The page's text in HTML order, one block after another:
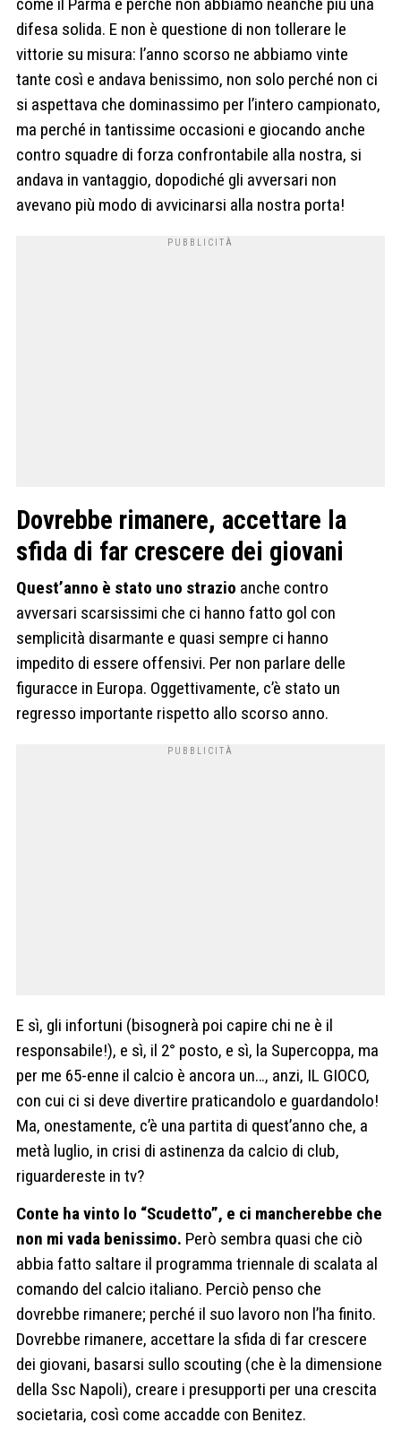
come il Parma e perché non abbiamo neanche più una
difesa solida. E non è questione di non tollerare le
vittorie su misura: l’anno scorso ne abbiamo vinte
tante così e andava benissimo, non solo perché non ci
si aspettava che dominassimo per l’intero campionato,
ma perché in tantissime occasioni e giocando anche
contro squadre di forza confrontabile alla nostra, si
andava in vantaggio, dopodiché gli avversari non
avevano più modo di avvicinarsi alla nostra porta!
Dovrebbe rimanere, accettare la
sfida di far crescere dei giovani
Quest’anno è stato uno strazio anche contro
avversari scarsissimi che ci hanno fatto gol con
semplicità disarmante e quasi sempre ci hanno
impedito di essere offensivi. Per non parlare delle
figuracce in Europa. Oggettivamente, c’è stato un
regresso importante rispetto allo scorso anno.
E sì, gli infortuni (bisognerà poi capire chi ne è il
responsabile!), e sì, il 2° posto, e sì, la Supercoppa, ma
per me 65-enne il calcio è ancora un…, anzi, IL GIOCO,
con cui ci si deve divertire praticandolo e guardandolo!
Ma, onestamente, c’è una partita di quest’anno che, a
metà luglio, in crisi di astinenza da calcio di club,
riguardereste in tv?
Conte ha vinto lo “Scudetto”, e ci mancherebbe che
non mi vada benissimo. Però sembra quasi che ciò
abbia fatto saltare il programma triennale di scalata al
comando del calcio italiano. Perciò penso che
dovrebbe rimanere; perché il suo lavoro non l’ha finito.
Dovrebbe rimanere, accettare la sfida di far crescere
dei giovani, basarsi sullo scouting (che è la dimensione
della Ssc Napoli), creare i presupporti per una crescita
societaria, così come accadde con Benitez.